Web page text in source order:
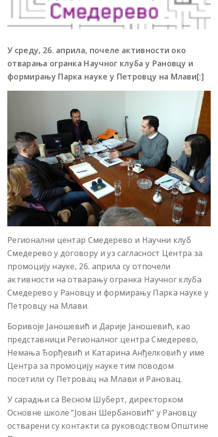
У среду, 26. априла, почеле активности око
отварања огранка Научног клуба у Рановцу и
формирању Парка науке у Петровцу на Млави[:]
Регионални центар Смедерево и Научни клуб
Смедерево у договору и уз сагласност Центра за
промоцију науке, 26. априла су отпочели
активности на отварању огранка Научног клуба
Смедерево у Рановцу и формирању Парка науке у
Петровцу на Млави.
Боривоје Јаношевић и Дарије Јаношевић, као
представници Регионалног центра Смедерево,
Немања Ђорђевић и Катарина Анђелковић у име
Центра за промоцију науке тим поводом
посетили су Петровац на Млави и Рановац.
У сарадњи са Весном Шуберт, директорком
Основне школе ”Јован Шербановић” у Рановцу
остварени су контакти са руководством Општине